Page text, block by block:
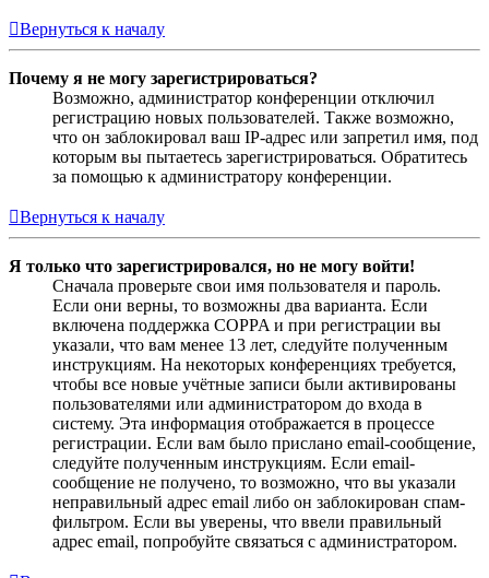
Вернуться к началу
Почему я не могу зарегистрироваться?
Возможно, администратор конференции отключил
регистрацию новых пользователей. Также возможно,
что он заблокировал ваш IP-адрес или запретил имя, под
которым вы пытаетесь зарегистрироваться. Обратитесь
за помощью к администратору конференции.
Вернуться к началу
Я только что зарегистрировался, но не могу войти!
Сначала проверьте свои имя пользователя и пароль.
Если они верны, то возможны два варианта. Если
включена поддержка COPPA и при регистрации вы
указали, что вам менее 13 лет, следуйте полученным
инструкциям. На некоторых конференциях требуется,
чтобы все новые учётные записи были активированы
пользователями или администратором до входа в
систему. Эта информация отображается в процессе
регистрации. Если вам было прислано email-сообщение,
следуйте полученным инструкциям. Если email-
сообщение не получено, то возможно, что вы указали
неправильный адрес email либо он заблокирован спам-
фильтром. Если вы уверены, что ввели правильный
адрес email, попробуйте связаться с администратором.